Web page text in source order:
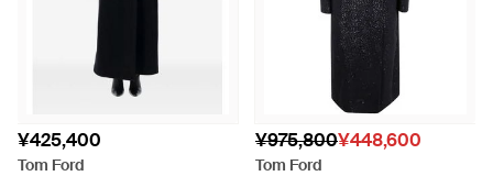
¥425,400
Tom Ford
¥975,800¥448,600
Tom Ford